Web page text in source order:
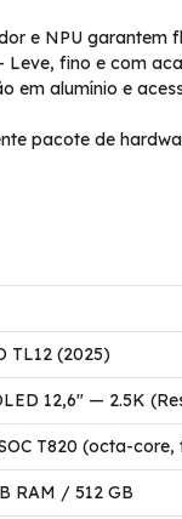
e NPU garantem
Leve, fino e com
em alumínio e
pacote de
TL12 (2025)
12,6″ — 2.5K
T820 (octa-core,
RAM / 512 GB